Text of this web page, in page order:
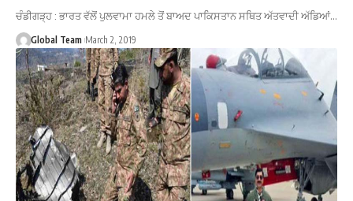
ਚੰਡੀਗੜ੍ਹ : ਭਾਰਤ ਵੱਲੋਂ ਪੁਲਵਾਮਾ ਹਮਲੇ ਤੋਂ ਬਾਅਦ ਪਾਕਿਸਤਾਨ ਸਥਿਤ ਅੱਤਵਾਦੀ ਅੱਡਿਆਂ…
Global Team March 2, 2019